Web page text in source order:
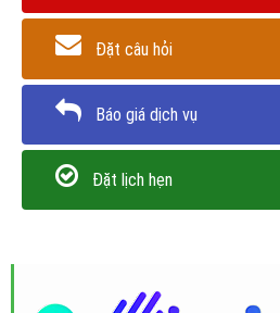
Đặt câu hỏi
Báo giá dịch vụ
Đặt lịch hẹn